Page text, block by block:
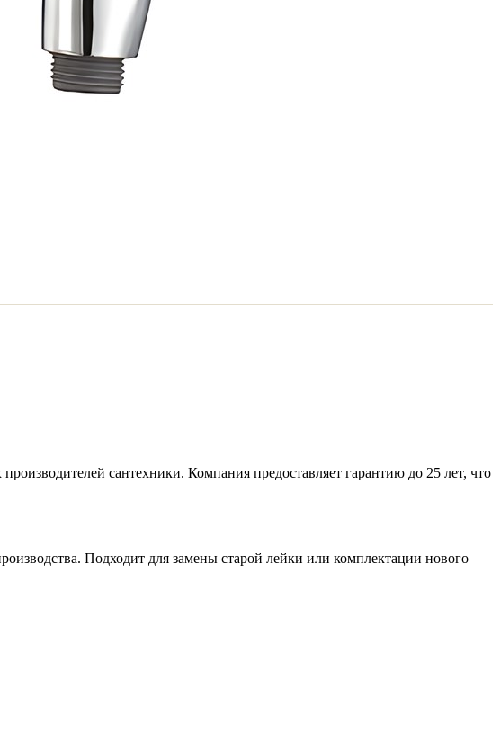
сантехники. Компания предоставляет гарантию до 25 лет, что
Подходит для замены старой лейки или комплектации нового